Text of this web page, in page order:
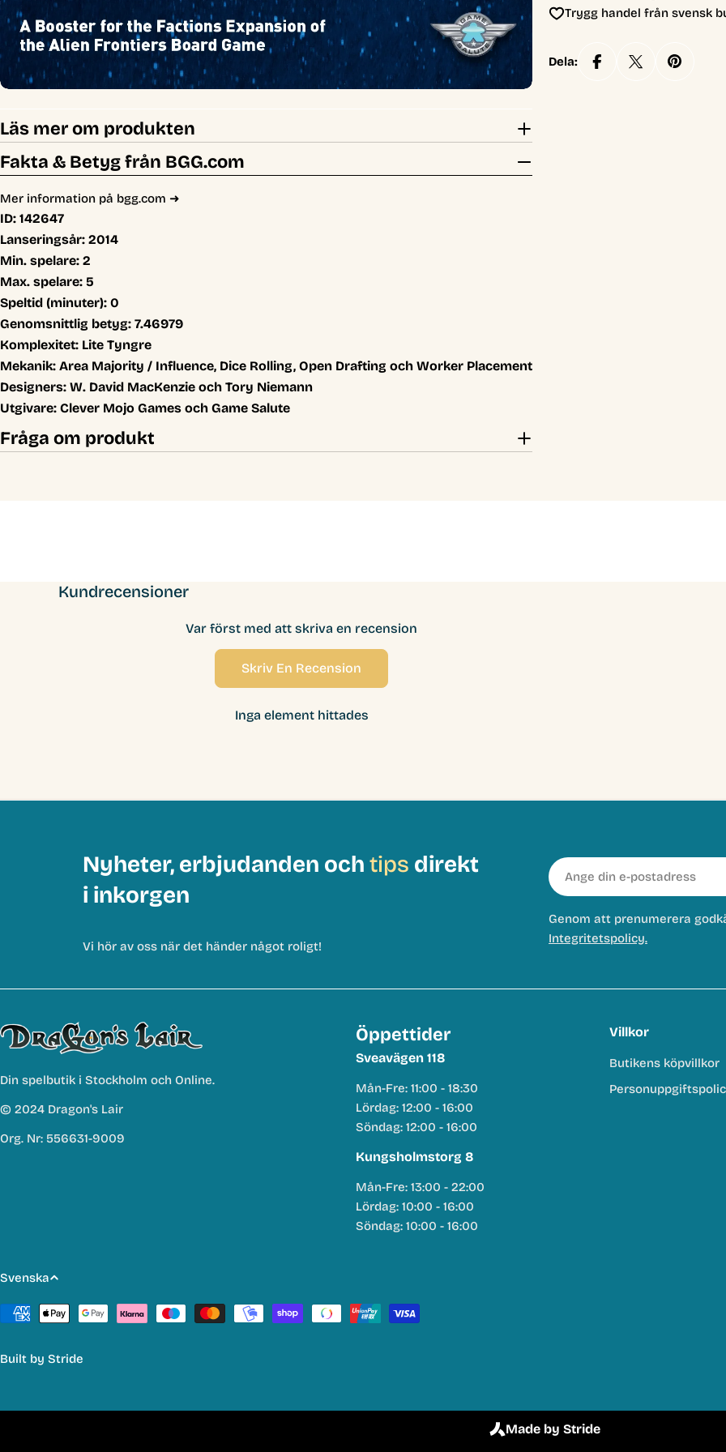
Läs mer om produkten
Fakta & Betyg från BGG.com
Mer information på bgg.com ➜
ID: 142647
Lanseringsår: 2014
Min. spelare: 2
Max. spelare: 5
Speltid (minuter): 0
Genomsnittlig betyg: 7.46979
Komplexitet: Lite Tyngre
Mekanik: Area Majority / Influence, Dice Rolling, Open Drafting och Worker Placement
Designers: W. David MacKenzie och Tory Niemann
Utgivare: Clever Mojo Games och Game Salute
Fråga om produkt
Trygg handel från svensk
Dela:
Kundrecensioner
Var först med att skriva en recension
Skriv En Recension
Inga element hittades
Nyheter, erbjudanden och tips direkt
i inkorgen
Vi hör av oss när det händer något roligt!
E-
post
Genom att prenumerera
Integritetspolicy.
Din spelbutik i Stockholm och Online.
© 2024 Dragon's Lair
Org. Nr: 556631-9009
Öppettider
Sveavägen 118
Mån-Fre: 11:00 - 18:30
Lördag: 12:00 - 16:00
Söndag: 12:00 - 16:00
Kungsholmstorg 8
Mån-Fre: 13:00 - 22:00
Lördag: 10:00 - 16:00
Söndag: 10:00 - 16:00
Villkor
Butikens köpvillkor
S
p
r
k
Svenska
Betalmetoder
Built by Stride
Made by Stride